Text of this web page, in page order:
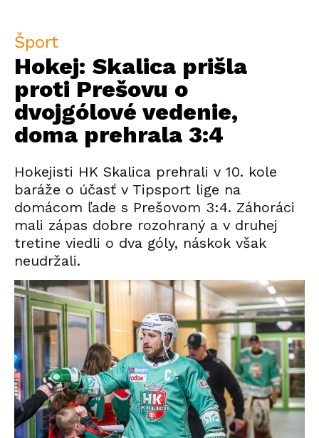
Šport
Hokej: Skalica prišla
proti Prešovu o
dvojgólové vedenie,
doma prehrala 3:4
Hokejisti HK Skalica prehrali v 10. kole
baráže o účasť v Tipsport lige na
domácom ľade s Prešovom 3:4. Záhoráci
mali zápas dobre rozohraný a v druhej
tretine viedli o dva góly, náskok však
neudržali.